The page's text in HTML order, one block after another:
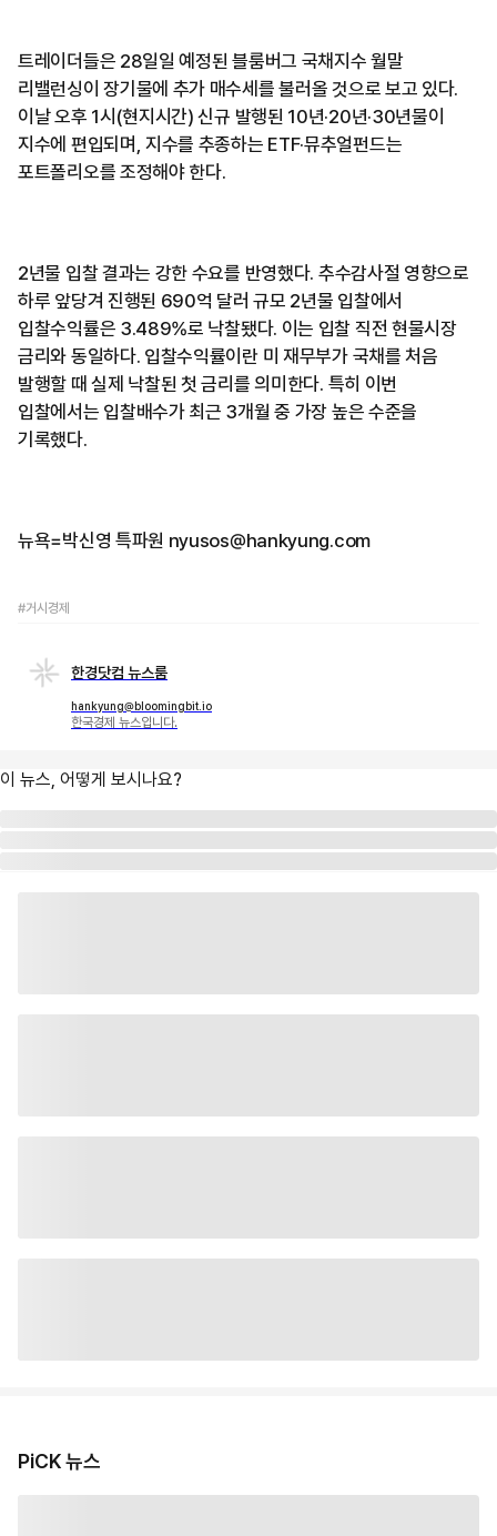
트레이더들은 28일일 예정된 블룸버그 국채지수 월말
리밸런싱이 장기물에 추가 매수세를 불러올 것으로 보고 있다.
이날 오후 1시(현지시간) 신규 발행된 10년·20년·30년물이
지수에 편입되며, 지수를 추종하는 ETF·뮤추얼펀드는
포트폴리오를 조정해야 한다.
2년물 입찰 결과는 강한 수요를 반영했다. 추수감사절 영향으로
하루 앞당겨 진행된 690억 달러 규모 2년물 입찰에서
입찰수익률은 3.489%로 낙찰됐다. 이는 입찰 직전 현물시장
금리와 동일하다. 입찰수익률이란 미 재무부가 국채를 처음
발행할 때 실제 낙찰된 첫 금리를 의미한다. 특히 이번
입찰에서는 입찰배수가 최근 3개월 중 가장 높은 수준을
기록했다.
뉴욕=박신영 특파원 nyusos@hankyung.com
#거시경제
한경닷컴 뉴스룸
hankyung@bloomingbit.io
한국경제 뉴스입니다.
이 뉴스, 어떻게 보시나요?
PiCK 뉴스